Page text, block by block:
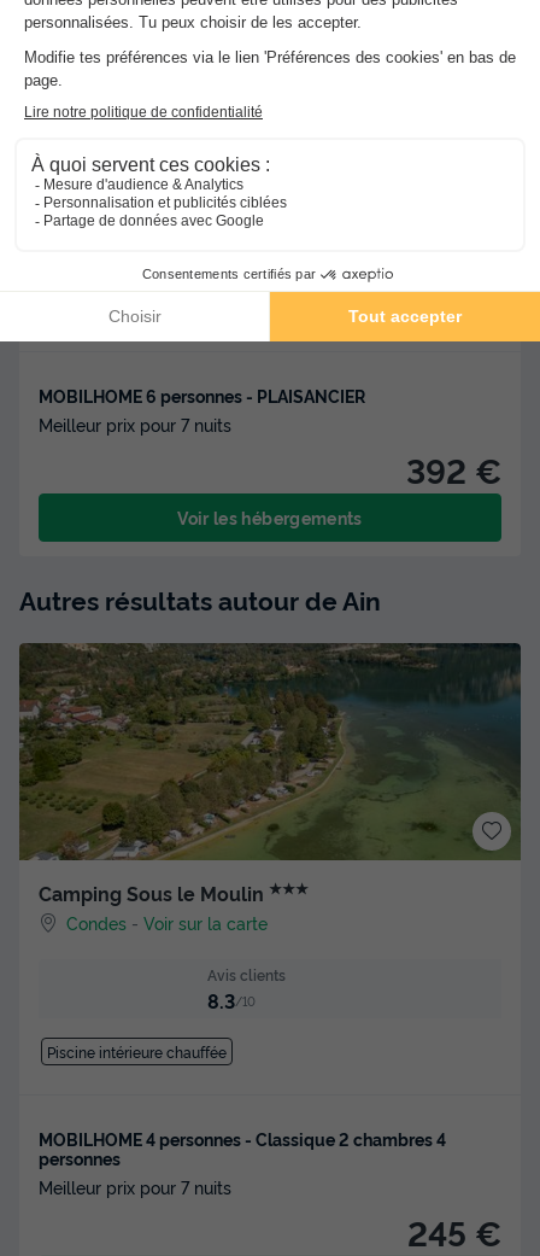
Camping Ile De La Comtesse
Murs Et Gelignieux -Voir sur la carte
Avis clients
Point Wifi gratuit Piscine extérieure chauffée
+ 5
MOBILHOME 6 personnes - PLAISANCIER
Meilleur prix pour 7 nuits
392 €
Voir les hébergements
Autres résultats autour de Ain
Camping Sous le Moulin ★★★
Condes -Voir sur la carte
Avis clients
8.3/10
Piscine intérieure chauffée
MOBILHOME 4 personnes - Classique 2 chambres 4
personnes
Meilleur prix pour 7 nuits
245 €